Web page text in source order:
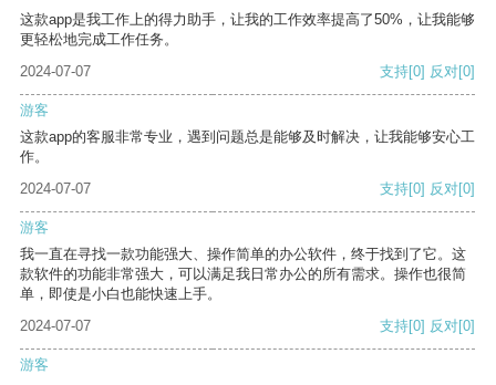
这款app是我工作上的得力助手，让我的工作效率提高了50%，让我能够
更轻松地完成工作任务。
2024-07-07
支持[0] 反对[0]
游客
这款app的客服非常专业，遇到问题总是能够及时解决，让我能够安心工
作。
2024-07-07
支持[0] 反对[0]
游客
我一直在寻找一款功能强大、操作简单的办公软件，终于找到了它。这
款软件的功能非常强大，可以满足我日常办公的所有需求。操作也很简
单，即使是小白也能快速上手。
2024-07-07
支持[0] 反对[0]
游客